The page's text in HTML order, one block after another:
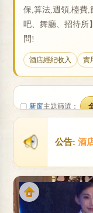
保,算法,週領,檯費,
吧、舞廳、招待所
問!
酒店經紀收入 實
新窗主題篩選：
公告: 酒